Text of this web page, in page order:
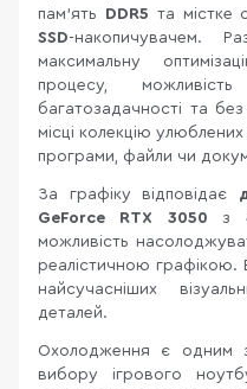
пам'ять DDR5 та містке
SSD-накопичувачем.
максимальну
процесу,
багатозадачності та
місці колекцію
програми, файли чи
За графіку відповідає
GeForce RTX 3050 з
можливість
реалістичною графікою.
найсучасніших
деталей.
Охолодження є одним
вибору ігрового